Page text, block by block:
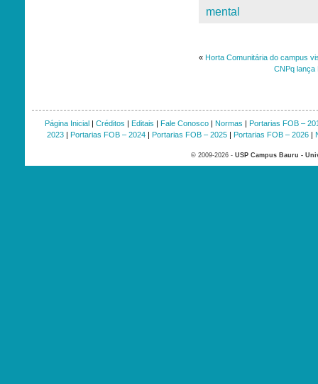
mental
« Horta Comunitária do campus
CNPq lança
Página Inicial| Créditos | Editais | Fale Conosco| Normas | Portarias FOB –
2023| Portarias FOB – 2024| Portarias FOB – 2025| Portarias FOB – 2026|
© 2009-2026 - USP Campus Bauru -